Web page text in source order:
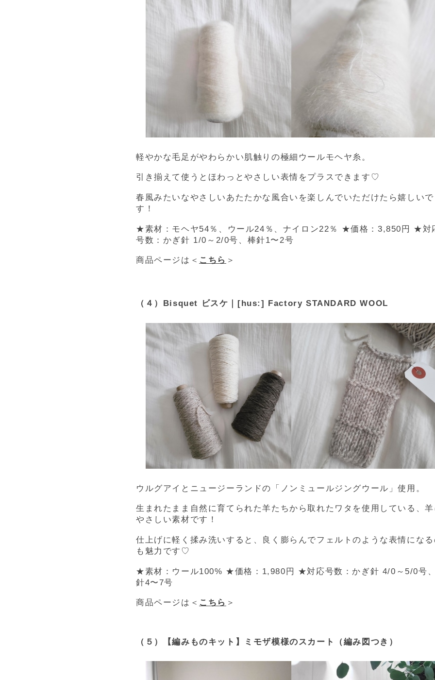
軽やかな毛足がやわらかい肌触りの極細ウールモヘヤ糸。
引き揃えて使うとほわっとやさしい表情をプラスできます♡
春風みたいなやさしいあたたかな風合いを楽しんでいただけたら嬉しいで
す！
★素材： モヘヤ54％、ウール24％、ナイロン22％ ★価格：3,850円 ★対
号数：かぎ針 1/0～2/0号、棒針1〜2号
商品ページは＜ こちら ＞
（４）Bisquet ビスケ｜[hus:] Factory STANDARD WOOL
ウルグアイとニュージーランドの「ノンミュールジングウール」使用。
生まれたまま自然に育てられた羊たちから取れたワタを使用している、
やさしい素材です！
仕上げに軽く揉み洗いすると、良く膨らんでフェルトのような表情にな
も魅力です♡
★素材：ウール100% ★価格：1,980円 ★対応号数： かぎ針 4/0～5/0号
針4〜7号
商品ページは＜ こちら ＞
（５）【編みものキット】ミモザ模様のスカート（編み図つき）